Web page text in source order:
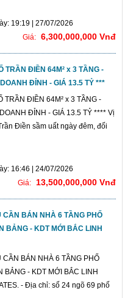
19:19 | 27/07/2026
Giá: 6,300,000,000 Vnđ
TRẦN ĐIỀN 64M² x 3 TẦNG -
ĐỈNH - GIÁ 13.5 TỶ ***
TRẦN ĐIỀN 64M² x 3 TẦNG -
ĐỈNH - GIÁ 13.5 TỶ **** Vị
Điền sầm uất ngày đêm, đối
16:46 | 24/07/2026
Giá:
13,500,000,000 Vnđ
CẦN BÁN NHÀ 6 TẦNG PHỐ
BẢNG - KDT MỚI BẮC LINH
CẦN BÁN NHÀ 6 TẦNG PHỐ
BẢNG - KDT MỚI BẮC LINH
- Địa chỉ: số 24 ngõ 69 phố